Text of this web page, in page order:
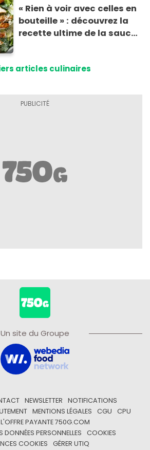
« Rien à voir avec celles en
bouteille » : découvrez la
recette ultime de la sauce
articles culinaires
Un site du Groupe
NEWSLETTER
NOTIFICATIONS
MENTIONS LÉGALES CGU
CPU
PAYANTE 750G.COM
DONNÉES PERSONNELLES
COOKIES
COOKIES
GÉRER UTIQ